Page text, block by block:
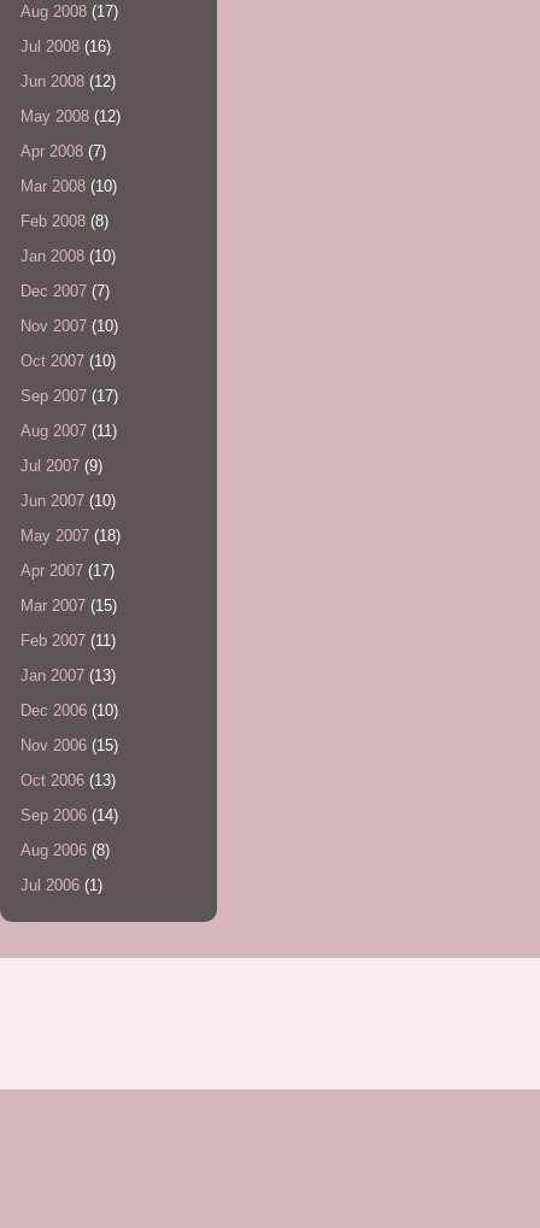
Aug 2008 (17)
Jul 2008 (16)
Jun 2008 (12)
May 2008 (12)
Apr 2008 (7)
Mar 2008 (10)
Feb 2008 (8)
Jan 2008 (10)
Dec 2007 (7)
Nov 2007 (10)
Oct 2007 (10)
Sep 2007 (17)
Aug 2007 (11)
Jul 2007 (9)
Jun 2007 (10)
May 2007 (18)
Apr 2007 (17)
Mar 2007 (15)
Feb 2007 (11)
Jan 2007 (13)
Dec 2006 (10)
Nov 2006 (15)
Oct 2006 (13)
Sep 2006 (14)
Aug 2006 (8)
Jul 2006 (1)